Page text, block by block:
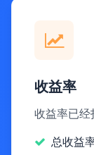
收益率
收益率已经
总收益